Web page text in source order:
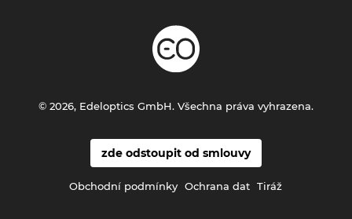
zde odstoupit od smlouvy
Obchodní podmínky Ochrana dat Tiráž
© 2026, Edeloptics GmbH. Všechna práva vyhrazena.